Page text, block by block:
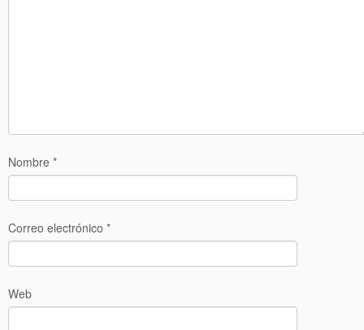
Nombre *
Correo electrónico *
Web